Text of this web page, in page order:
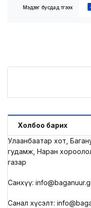
Мэдээг бусдад түгээх
Холбоо барих
Улаанбаатар хот,
гудамж, Наран
газар
Санхүү:
Санал хүсэлт: